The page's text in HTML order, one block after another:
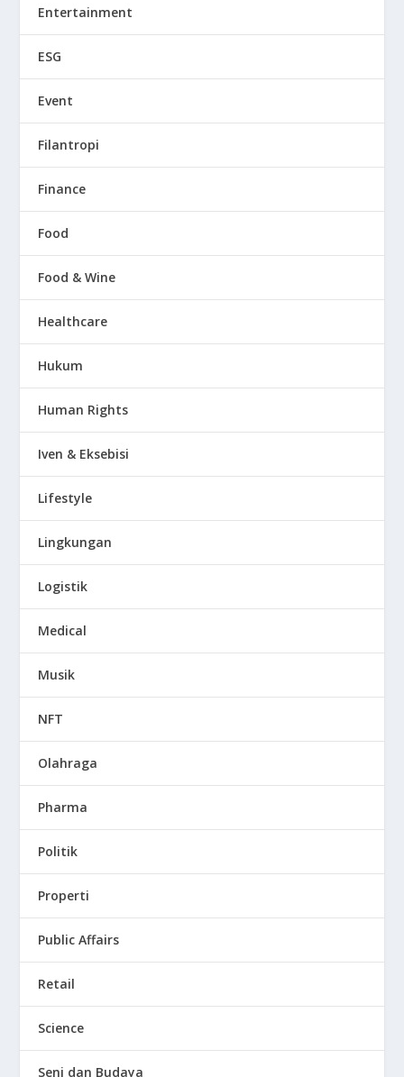
Entertainment
ESG
Event
Filantropi
Finance
Food
Food & Wine
Healthcare
Hukum
Human Rights
Iven & Eksebisi
Lifestyle
Lingkungan
Logistik
Medical
Musik
NFT
Olahraga
Pharma
Politik
Properti
Public Affairs
Retail
Science
Seni dan Budaya